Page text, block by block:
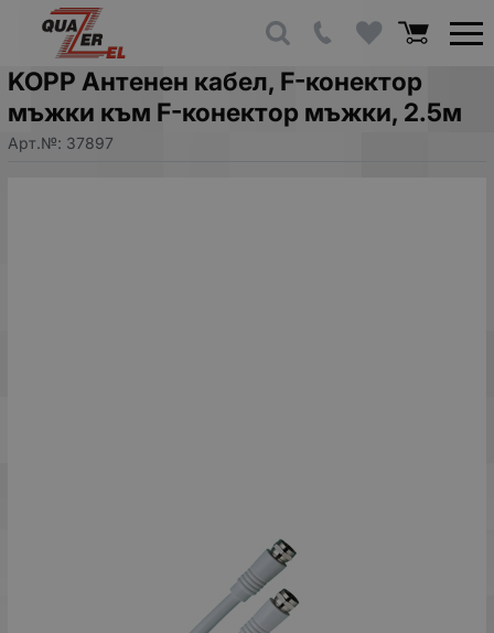
KOPP Антенен кабел, F-конектор
мъжки към F-конектор мъжки, 2.5м
Арт.№: 37897